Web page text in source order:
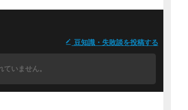
豆知識・失敗談を投稿する
いません。